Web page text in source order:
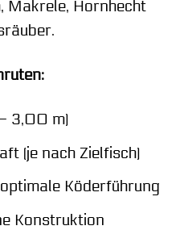
Makrele, Hornhecht
3,00 m)
(je nach Zielfisch)
Köderführung
Konstruktion